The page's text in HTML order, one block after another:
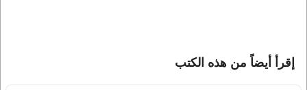
إقرأ أيضاً من هذه الكتب